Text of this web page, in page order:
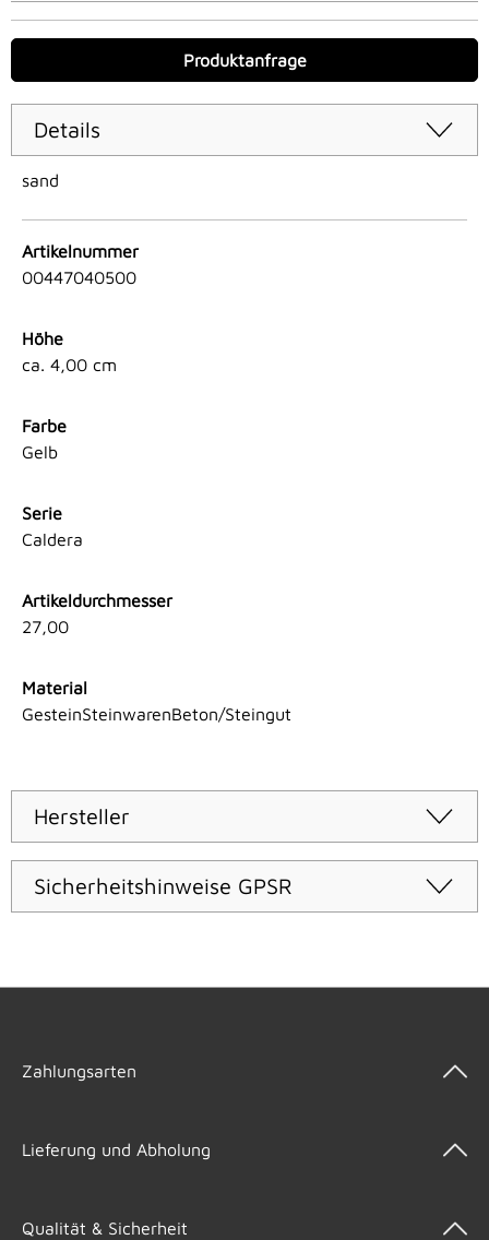
Produktanfrage
Details
sand
Artikelnummer
00447040500
Höhe
ca. 4,00 cm
Farbe
Gelb
Serie
Caldera
Artikeldurchmesser
27,00
Material
GesteinSteinwarenBeton/Steingut
Hersteller
Sicherheitshinweise GPSR
Zahlungsarten
Lieferung und Abholung
Qualität & Sicherheit